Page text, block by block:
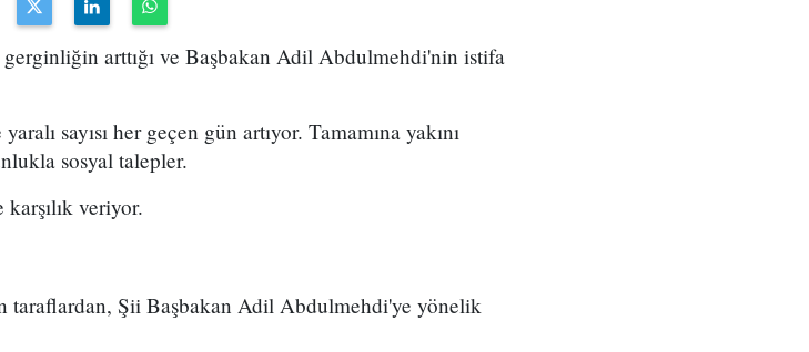
arttığı ve Başbakan Adil Abdulmehdi'nin istifa
sayısı her geçen gün artıyor. Tamamına yakını
sosyal talepler.
veriyor.
taraflardan, Şii Başbakan Adil Abdulmehdi'ye yönelik